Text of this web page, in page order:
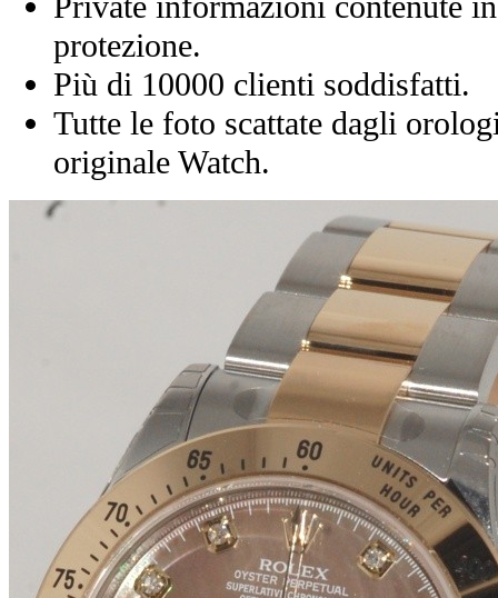
protezione.
Più di 10000 clienti soddisfatti.
Tutte le foto scattate dagli
originale Watch.